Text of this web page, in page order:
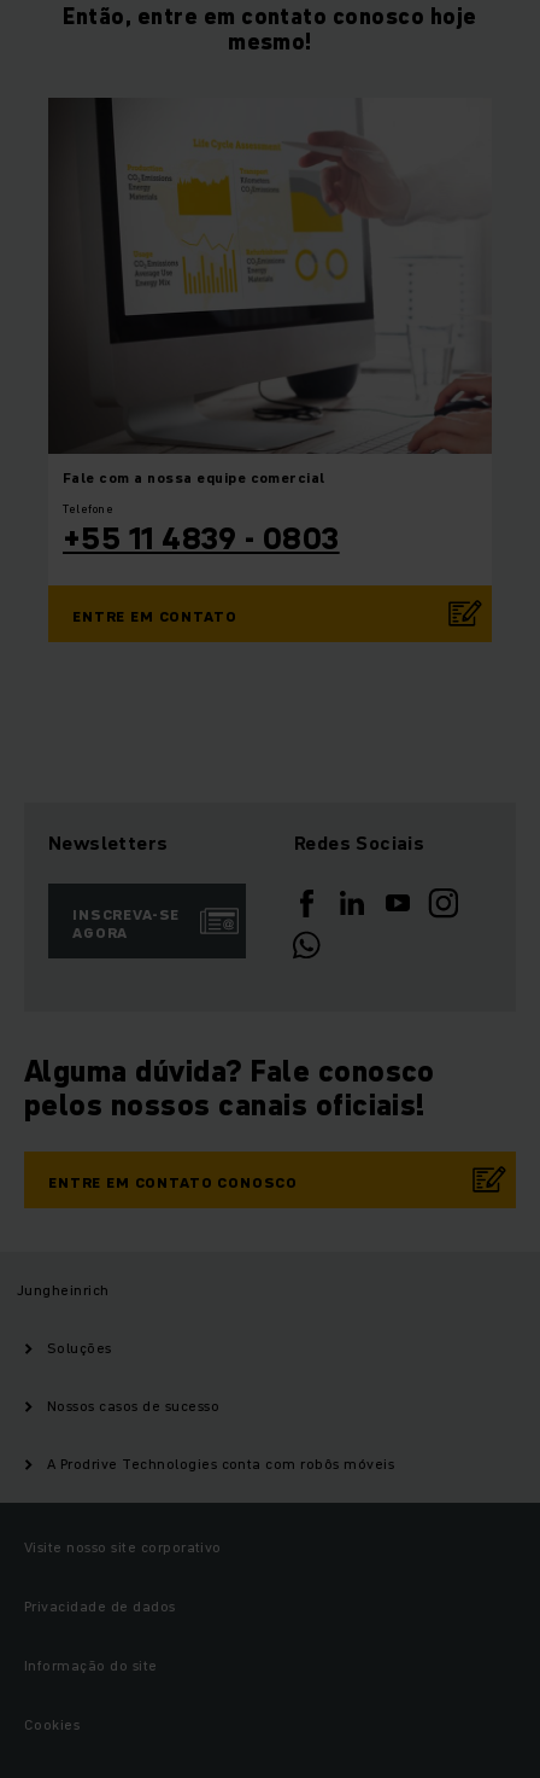
Então, entre em contato conosco hoje
mesmo!
Fale com a nossa equipe comercial
Telefone
+55 11 4839 - 0803
ENTRE EM CONTATO
Newsletters
INSCREVA-SE
AGORA
Redes Sociais
Alguma dúvida? Fale conosco
pelos nossos canais oficiais!
ENTRE EM CONTATO CONOSCO
Jungheinrich
Soluções
Nossos casos de sucesso
A Prodrive Technologies conta com robôs móveis
Visite nosso site corporativo
Privacidade de dados
Informação do site
Cookies